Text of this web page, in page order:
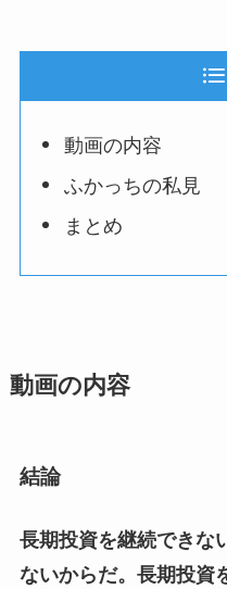
動画の内容
ふかっちの私見
まとめ
動画の内容
結論
長期投資を継続できな
ないからだ。長期投資